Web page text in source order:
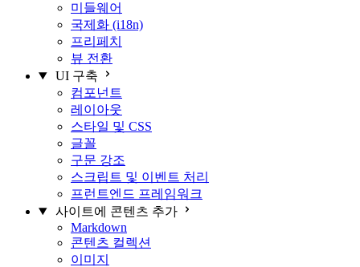
미들웨어
국제화 (i18n)
프리페치
뷰 전환
UI 구축
컴포넌트
레이아웃
스타일 및 CSS
글꼴
구문 강조
스크립트 및 이벤트 처리
프런트엔드 프레임워크
사이트에 콘텐츠 추가
Markdown
콘텐츠 컬렉션
이미지